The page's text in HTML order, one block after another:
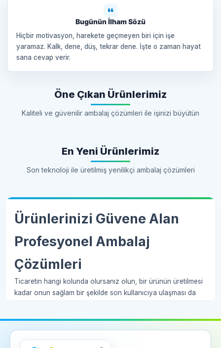
Bugünün İlham Sözü
Hiçbir motivasyon, harekete geçmeyen biri için işe
yaramaz. Kalk, dene, düş, tekrar dene. İşte o zaman hayat
sana cevap verir.
Öne Çıkan Ürünlerimiz
Kaliteli ve güvenilir ambalaj çözümleri ile işinizi büyütün
En Yeni Ürünlerimiz
Son teknoloji ile üretilmiş yenilikçi ambalaj çözümleri
Ürünlerinizi Güvene Alan
Profesyonel Ambalaj
Çözümleri
Ticaretin hangi kolunda olursanız olun, bir ürünün üretilmesi
kadar onun sağlam bir şekilde son kullanıcıya ulaşması da
butik bir işletme olun ister devasa bir fabrika, doğru